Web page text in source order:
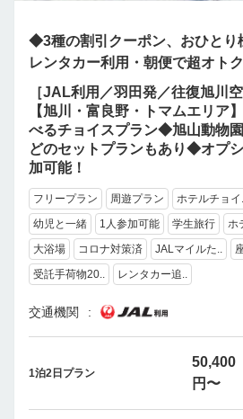
◆3種の割引クーポン、おひとり
レンタカー利用・朝便で超オト
［JAL利用／羽田発／往復旭川
【旭川・富良野・トマムエリア
べるチョイスプラン◆旭山動物
どのセットプランもあり◆オプ
加可能！
フリープラン 周遊プラン ホテルチョイ
幼児と一緒
1人参加可能 学生旅行 ホ
大浴場
コロナ対策済 JALマイルた..
受託手荷物20..
レンタカー追..
交通機関
1泊2日プラン
50,400
円〜